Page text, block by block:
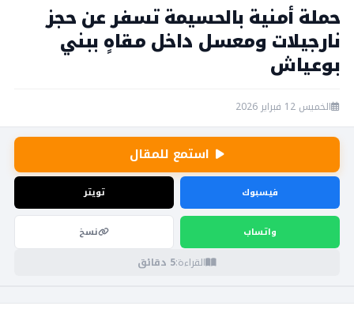
حملة أمنية بالحسيمة تسفر عن حجز
نارجيلات ومعسل داخل مقاهٍ ببني
بوعياش
الخميس 12 فبراير 2026
استمع للمقال
فيسبوك تويتر
واتساب نسخ
القراءة:5 دقائق